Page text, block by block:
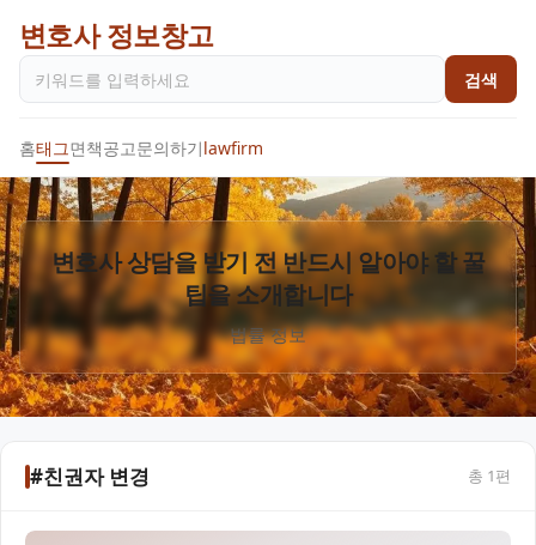
변호사 정보창고
검색
홈태그면책공고문의하기lawfirm
변호사 상담을 받기 전 반드시 알아야 할 꿀
팁을 소개합니다
법률 정보
#친권자 변경 총 1편